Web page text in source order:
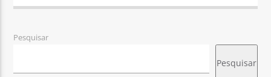
Pesquisar
Pesquisar